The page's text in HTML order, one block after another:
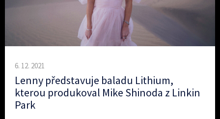
6. 12. 2021
Lenny představuje baladu Lithium,
kterou produkoval Mike Shinoda z Linkin
Park